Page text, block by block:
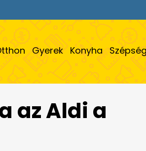
Gyerek Konyha
az Aldi a